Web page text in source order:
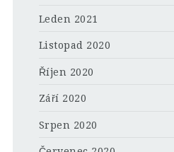
Leden 2021
Listopad 2020
Říjen 2020
Září 2020
Srpen 2020